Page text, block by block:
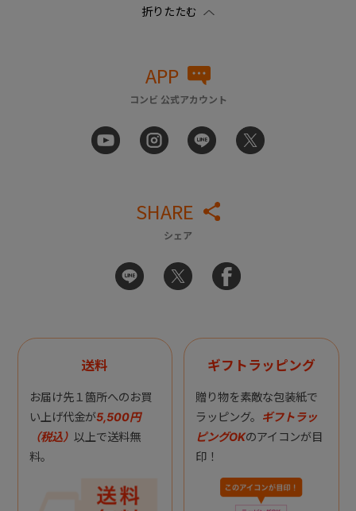
APP
コンビ 公式アカウント
SHARE
シェア
送料
お届け先１箇所へのお買
い上げ代金が5,500円
（税込） 以上で送料無
料。
ギフトラッピング
贈り物を素敵な包装紙で
ラッピング。 ギフトラッ
ピングOKのアイコンが目
印！